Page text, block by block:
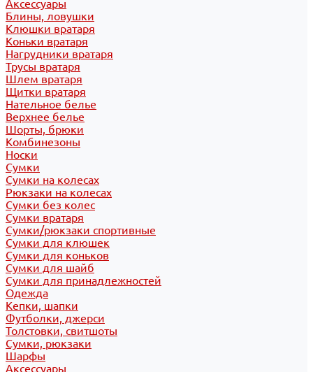
Аксессуары
Блины, ловушки
Клюшки вратаря
Коньки вратаря
Нагрудники вратаря
Трусы вратаря
Шлем вратаря
Щитки вратаря
Нательное белье
Верхнее белье
Шорты, брюки
Комбинезоны
Носки
Сумки
Сумки на колесах
Рюкзаки на колесах
Сумки без колес
Сумки вратаря
Сумки/рюкзаки спортивные
Сумки для клюшек
Сумки для коньков
Сумки для шайб
Сумки для принадлежностей
Одежда
Кепки, шапки
Футболки, джерси
Толстовки, свитшоты
Сумки, рюкзаки
Шарфы
Аксессуары